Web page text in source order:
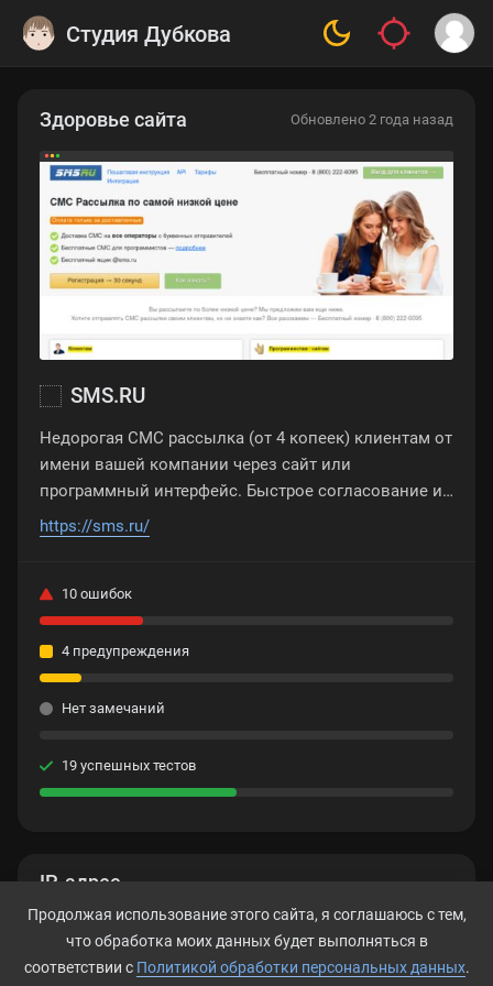
Студия Дубкова
IP-адрес
89.188.102.70
Здоровье сайта Обновлено 2 года назад
SMS.RU
Недорогая СМС рассылка (от 4 копеек) клиентам от
имени вашей компании через сайт или
программный интерфейс. Быстрое согласование и
импорт номеров из Excel. Отчет о проведении
https://sms.ru/
10 ошибок
4 предупреждения
Нет замечаний
19 успешных тестов
Продолжая использование этого сайта, я соглашаюсь с тем,
что обработка моих данных будет выполняться в
соответствии с Политикой обработки персональных данных.